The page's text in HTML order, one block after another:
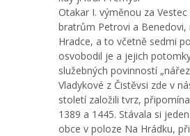
Otakar I. výměnou za
bratrům Petrovi a
Hradce, a to včetně sedmi
osvobodil je a jejich
služebných povinností
Vladykové z Čistěvsi zde v
století založili tvrz,
1389 a 1445. Stávala si
obce v poloze Na Hrádku,